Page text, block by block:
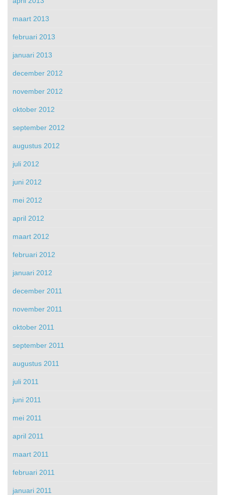
maart 2013
februari 2013
januari 2013
december 2012
november 2012
oktober 2012
september 2012
augustus 2012
juli 2012
juni 2012
mei 2012
april 2012
maart 2012
februari 2012
januari 2012
december 2011
november 2011
oktober 2011
september 2011
augustus 2011
juli 2011
juni 2011
mei 2011
april 2011
maart 2011
februari 2011
januari 2011